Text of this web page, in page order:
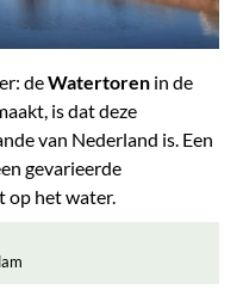
deWatertoren in de
is dat deze
van Nederland is. Een
gevarieerde
op het water.